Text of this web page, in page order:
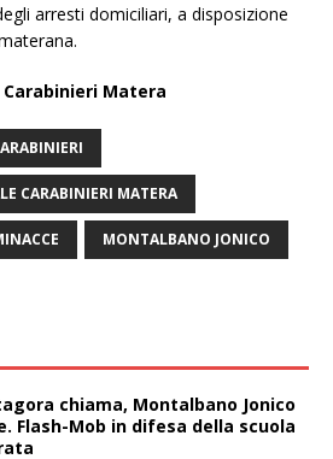
arresti domiciliari, a disposizione
Matera
CARABINIERI MATERA
MONTALBANO JONICO
chiama, Montalbano Jonico
Flash-Mob in difesa della scuola